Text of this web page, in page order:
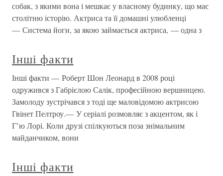
собак, з якими вона і мешкає у власному будинку, що має
столітню історію. Актриса та її домашні улюбленці
— Система йоги, за якою займається актриса, — одна з
Інші факти
Інші факти — Роберт Шон Леонард в 2008 році
одружився з Габрієлою Салік, професійною вершницею.
Замолоду зустрічався з тоді ще маловідомою актрисою
Гвінет Пелтроу.— У серіалі розмовляє з акцентом, як і
Г’ю Лорі. Коли друзі спілкуються поза знімальним
майданчиком, вони
Інші факти